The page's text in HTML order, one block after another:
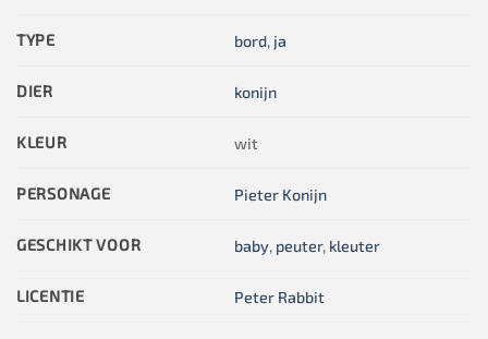
TYPE bord, ja
DIER konijn
KLEUR wit
PERSONAGE Pieter Konijn
GESCHIKT VOOR baby, peuter, kleuter
LICENTIE Peter Rabbit